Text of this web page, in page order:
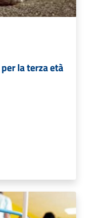
la terza età